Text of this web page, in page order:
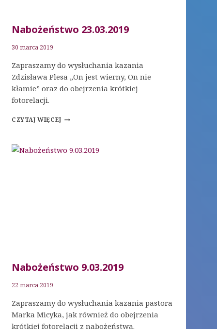
Nabożeństwo 23.03.2019
30 marca 2019
Zapraszamy do wysłuchania kazania
Zdzisława Plesa „On jest wierny, On nie
kłamie” oraz do obejrzenia krótkiej
fotorelacji.
CZYTAJ WIĘCEJNABOŻEŃSTWO
Nabożeństwo 9.03.2019
22 marca 2019
Zapraszamy do wysłuchania kazania pastora
Marka Micyka, jak również do obejrzenia
krótkiej fotorelacji z nabożeństwa.